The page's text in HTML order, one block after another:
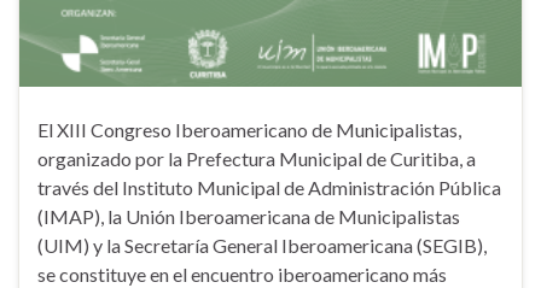
El XIII Congreso Iberoamericano de Municipalistas,
organizado por la Prefectura Municipal de Curitiba, a
través del Instituto Municipal de Administración Pública
(IMAP), la Unión Iberoamericana de Municipalistas
(UIM) y la Secretaría General Iberoamericana (SEGIB),
se constituye en el encuentro iberoamericano más